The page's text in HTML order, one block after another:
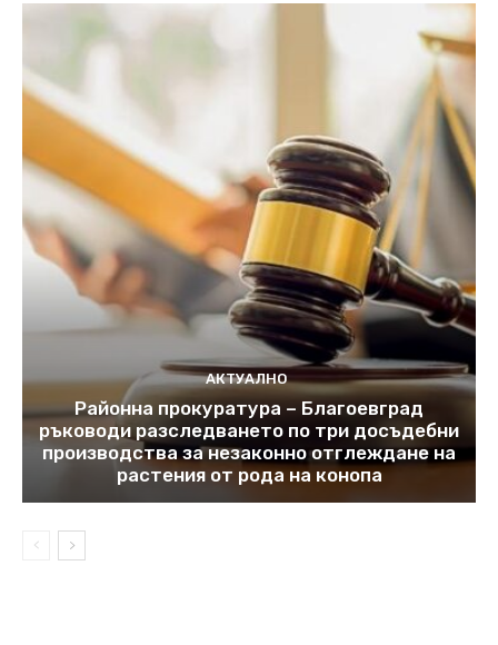
АКТУАЛНО
Районна прокуратура – Благоевград
ръководи разследването по три досъдебни
производства за незаконно отглеждане на
растения от рода на конопа